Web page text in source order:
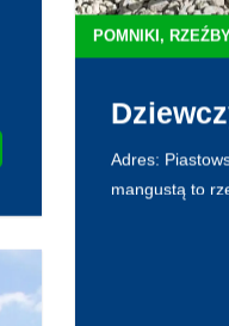
POMNIKI,
Adres:
mangustą to